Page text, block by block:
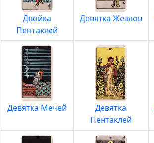
Двойка
Пентаклей
Девятка Жезлов
Девятка Мечей
Девятка
Пентаклей